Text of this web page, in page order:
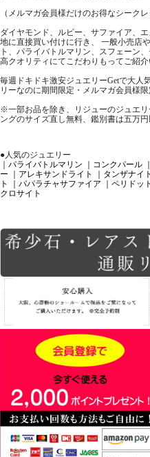
（メルマガ会員様だけのお得なシーク
ダイヤモンド、ルビー、サファイア、
地に直接買い付けに行き、 一般小売店
ト、パライバトルマリン、スフェーン
高クオリティにてこだわりもってご紹介
毎週ドキドキ激安ジュエリーGetで大人
リーなのに期間限定・メルマガ会員様
※一部お品を除き、リジューのジュエ
ングのサイズ直し無料、鑑別書は五万円
●人気のジュエリー
｜パライバトルマリン
｜コンクパール
ー
｜アレキサンドライト ｜タンザナイト
ト
｜パパラチャサファイア ｜ペリドット
クロサイト